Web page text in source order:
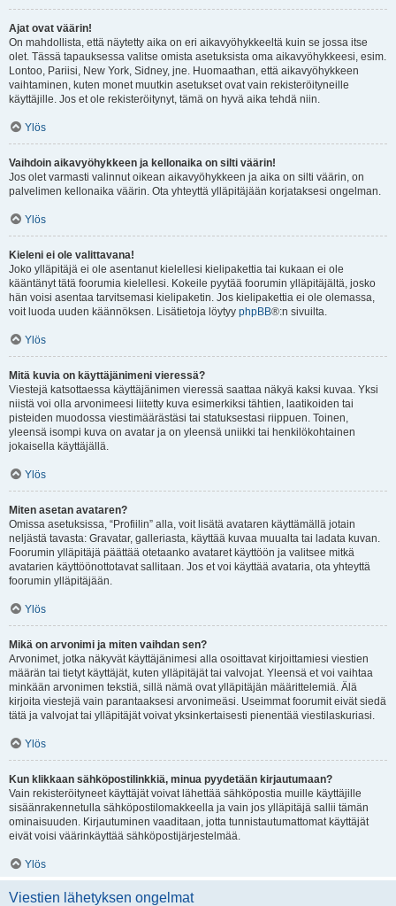
Ajat ovat väärin!
On mahdollista, että näytetty aika on eri aikavyöhykkeeltä kuin se jossa itse
olet. Tässä tapauksessa valitse omista asetuksista oma aikavyöhykkeesi, esim.
Lontoo, Pariisi, New York, Sidney, jne. Huomaathan, että aikavyöhykkeen
vaihtaminen, kuten monet muutkin asetukset ovat vain rekisteröityneille
käyttäjille. Jos et ole rekisteröitynyt, tämä on hyvä aika tehdä niin.
Ylös
Vaihdoin aikavyöhykkeen ja kellonaika on silti väärin!
Jos olet varmasti valinnut oikean aikavyöhykkeen ja aika on silti väärin, on
palvelimen kellonaika väärin. Ota yhteyttä ylläpitäjään korjataksesi ongelman.
Ylös
Kieleni ei ole valittavana!
Joko ylläpitäjä ei ole asentanut kielellesi kielipakettia tai kukaan ei ole
kääntänyt tätä foorumia kielellesi. Kokeile pyytää foorumin ylläpitäjältä, josko
hän voisi asentaa tarvitsemasi kielipaketin. Jos kielipakettia ei ole olemassa,
voit luoda uuden käännöksen. Lisätietoja löytyy phpBB®:n sivuilta.
Ylös
Mitä kuvia on käyttäjänimeni vieressä?
Viestejä katsottaessa käyttäjänimen vieressä saattaa näkyä kaksi kuvaa. Yksi
niistä voi olla arvonimeesi liitetty kuva esimerkiksi tähtien, laatikoiden tai
pisteiden muodossa viestimäärästäsi tai statuksestasi riippuen. Toinen,
yleensä isompi kuva on avatar ja on yleensä uniikki tai henkilökohtainen
jokaisella käyttäjällä.
Ylös
Miten asetan avataren?
Omissa asetuksissa, “Profiilin” alla, voit lisätä avataren käyttämällä jotain
neljästä tavasta: Gravatar, galleriasta, käyttää kuvaa muualta tai ladata kuvan.
Foorumin ylläpitäjä päättää otetaanko avataret käyttöön ja valitsee mitkä
avatarien käyttöönottotavat sallitaan. Jos et voi käyttää avataria, ota yhteyttä
foorumin ylläpitäjään.
Ylös
Mikä on arvonimi ja miten vaihdan sen?
Arvonimet, jotka näkyvät käyttäjänimesi alla osoittavat kirjoittamiesi viestien
määrän tai tietyt käyttäjät, kuten ylläpitäjät tai valvojat. Yleensä et voi vaihtaa
minkään arvonimen tekstiä, sillä nämä ovat ylläpitäjän määrittelemiä. Älä
kirjoita viestejä vain parantaaksesi arvonimeäsi. Useimmat foorumit eivät siedä
tätä ja valvojat tai ylläpitäjät voivat yksinkertaisesti pienentää viestilaskuriasi.
Ylös
Kun klikkaan sähköpostilinkkiä, minua pyydetään kirjautumaan?
Vain rekisteröityneet käyttäjät voivat lähettää sähköpostia muille käyttäjille
sisäänrakennetulla sähköpostilomakkeella ja vain jos ylläpitäjä sallii tämän
ominaisuuden. Kirjautuminen vaaditaan, jotta tunnistautumattomat käyttäjät
eivät voisi väärinkäyttää sähköpostijärjestelmää.
Ylös
Viestien lähetyksen ongelmat